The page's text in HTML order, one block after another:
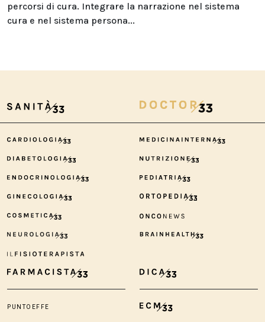
percorsi di cura. Integrare la narrazione nel sistema
cura e nel sistema persona...